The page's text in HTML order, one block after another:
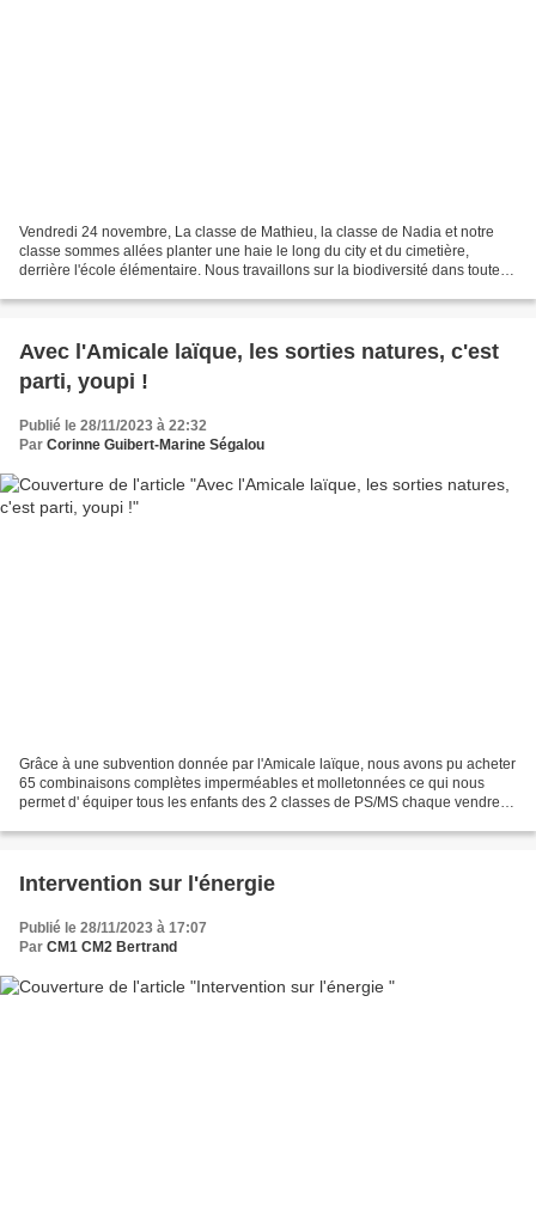
Vendredi 24 novembre, La classe de Mathieu, la classe de Nadia et notre
classe sommes allées planter une haie le long du city et du cimetière,
derrière l'école élémentaire. Nous travaillons sur la biodiversité dans toute
Avec l'Amicale laïque, les sorties natures, c'est
parti, youpi !
Publié le 28/11/2023 à 22:32
Par Corinne Guibert-Marine Ségalou
Grâce à une subvention donnée par l'Amicale laïque, nous avons pu acheter
65 combinaisons complètes imperméables et molletonnées ce qui nous
permet d' équiper tous les enfants des 2 classes de PS/MS chaque vendredi
Intervention sur l'énergie
Publié le 28/11/2023 à 17:07
Par CM1 CM2 Bertrand